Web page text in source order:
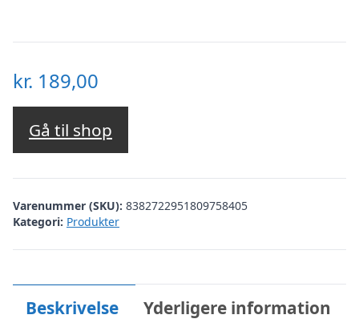
kr. 189,00
Gå til shop
Varenummer (SKU): 8382722951809758405
Kategori: Produkter
Beskrivelse Yderligere information